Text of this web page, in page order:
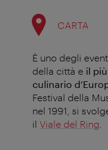
CARTA
È uno degli
della città e il
culinario
Festival della
nel 1991, si
il Viale del Ring